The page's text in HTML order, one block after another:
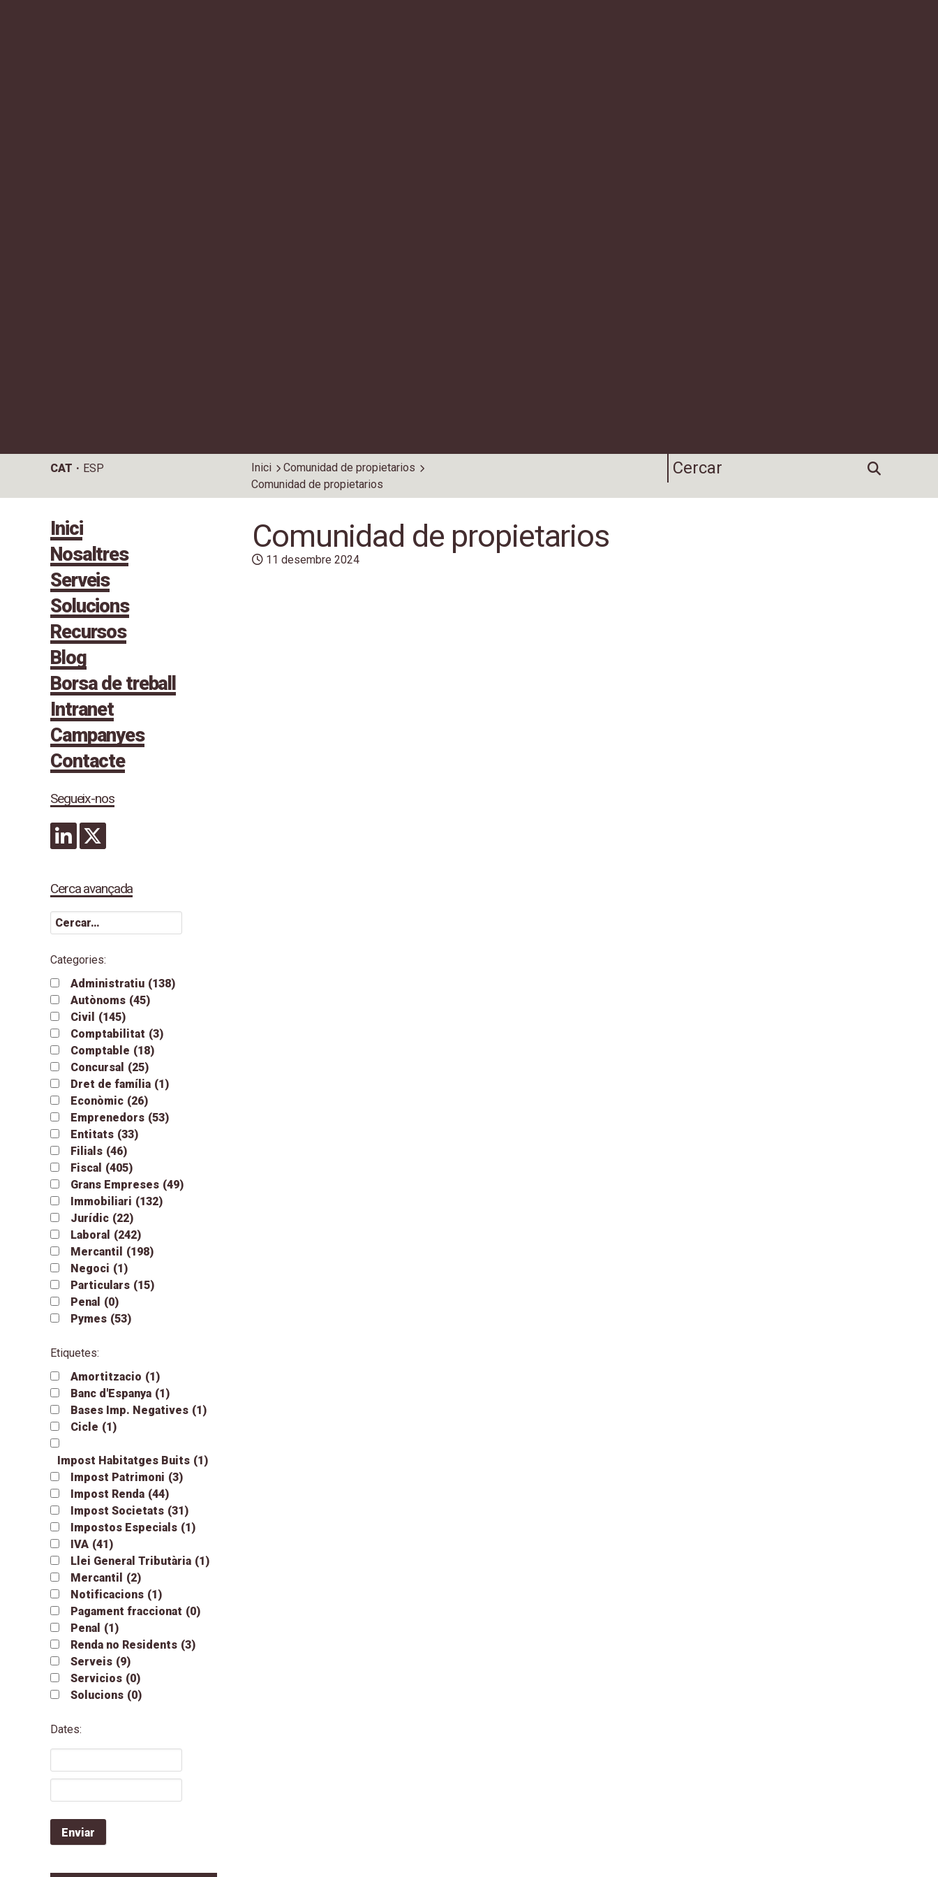
CAT ESP Inici
Comunidad de propietarios
Comunidad de propietarios
Inici
Nosaltres
Serveis
Solucions
Recursos
Blog
Borsa de treball
Intranet
Campanyes
Contacte
Segueix-nos
Cerca avançada
Categories:
Administratiu (138)
Autònoms (45)
Civil
(145)
Comptabilitat (3)
Comptable (18)
Concursal (25)
Dret de família (1)
Econòmic (26)
Emprenedors (53)
Entitats (33)
Filials (46)
Fiscal (405)
Grans Empreses (49)
Immobiliari (132)
Jurídic (22)
Laboral (242)
Mercantil
(198)
Negoci (1)
Particulars (15)
Penal (0)
Pymes (53)
Etiquetes:
Amortitzacio (1)
Banc d'Espanya (1)
Bases Imp. Negatives (1)
Cicle (1)
Impost Habitatges Buits (1)
Impost Patrimoni (3)
Impost Renda (44)
Impost Societats (31)
Impostos Especials (1)
IVA (41)
Llei General Tributària (1)
Mercantil
(2)
Notificacions (1)
Pagament fraccionat (0)
Penal (1)
Renda no Residents (3)
Serveis (9)
Servicios (0)
Solucions (0)
Dates:
Comunidad de propietarios
11 desembre 2024